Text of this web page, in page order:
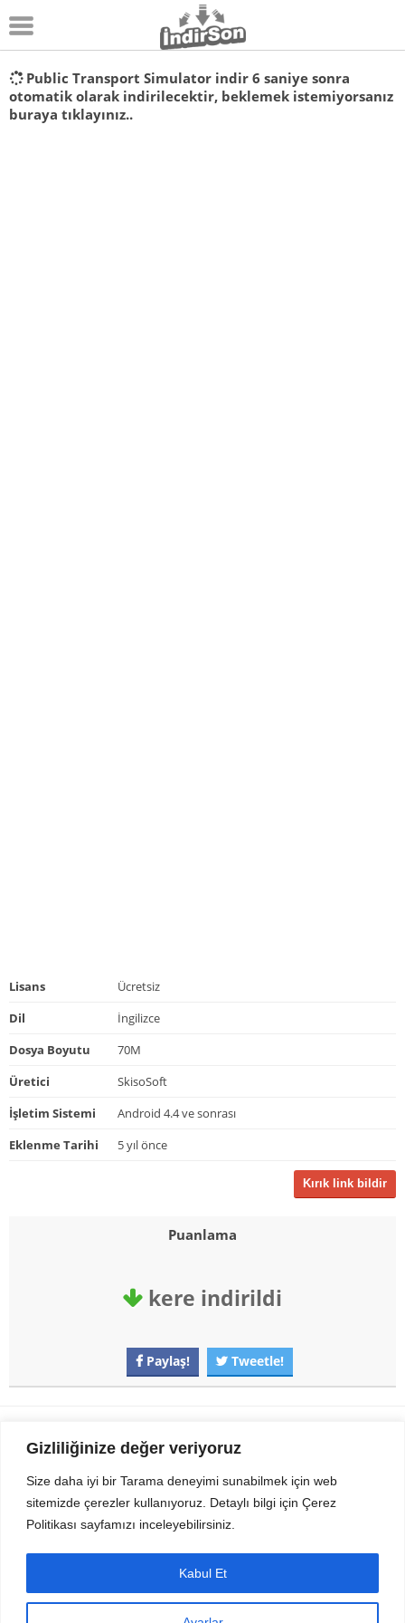
Gizliliğinize değer veriyoruz
Size daha iyi bir Tarama deneyimi sunabilmek için web
sitemizde çerezler kullanıyoruz. Detaylı bilgi için Çerez
Politikası sayfamızı inceleyebilirsiniz.
Kabul Et
Android
Pc Oyunları
Public Transport Simulator indir 6 saniye sonra
otomatik olarak indirilecektir, beklemek istemiyorsanız
buraya tıklayınız..
Lisans
Ücretsiz
Dil
İngilizce
Dosya Boyutu
70M
Üretici
SkisoSoft
İşletim Sistemi
Android 4.4 ve sonrası
Eklenme Tarihi
5 yıl önce
Kırık link bildir
Puanlama
kere indirildi
Paylaş! Tweetle!
Gezi Seyahat indirvip apk
Sitemizden Son sürüm Program, Android Uygulama, Android Oyun, Apk
Dosyalarını indirip güvenle bilgisayar ve cep telefonlarınızda kullanabilirsiniz.